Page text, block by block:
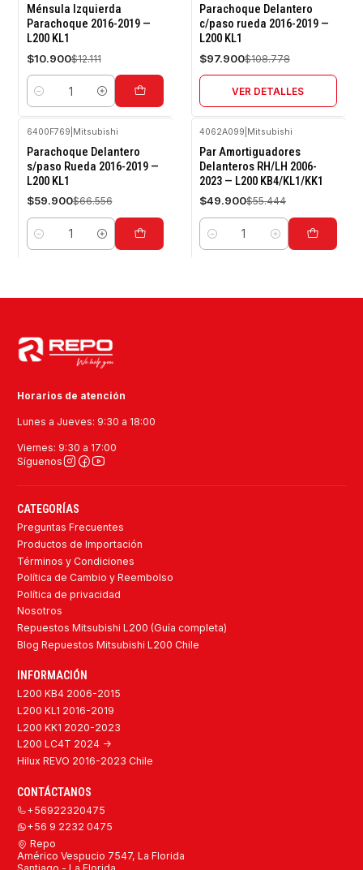
-10%
OFF
Ménsula Izquierda
Parachoque 2016-2019 —
L200 KL1
$10.900$12.111
Cantidad
-10%
OFF
Agotado
Parachoque Delantero
c/paso rueda 2016-2019 —
L200 KL1
$97.900$108.778
VER DETALLES
-10%
OFF
6400F769 Mitsubishi
Parachoque Delantero
s/paso Rueda 2016-2019 —
L200 KL1
$59.900$66.556
Cantidad
-10%
OFF
4062A099 Mitsubishi
Par Amortiguadores
Delanteros RH/LH 2006-
2023 — L200 KB4/KL1/KK1
$49.900$55.444
Cantidad
Horarios de atención
Lunes a Jueves: 9:30 a 18:00
Viernes: 9:30 a 17:00
Síguenos
CATEGORÍAS
Preguntas Frecuentes
Productos de Importación
Términos y Condiciones
Política de Cambio y Reembolso
Política de privacidad
Nosotros
Repuestos Mitsubishi L200 (Guía completa)
Blog Repuestos Mitsubishi L200 Chile
INFORMACIÓN
L200 KB4 2006-2015
L200 KL1 2016-2019
L200 KK1 2020-2023
L200 LC4T 2024 ->
Hilux REVO 2016-2023 Chile
CONTÁCTANOS
+56922320475
+56 9 2232 0475
Repo
Américo Vespucio 7547, La Florida